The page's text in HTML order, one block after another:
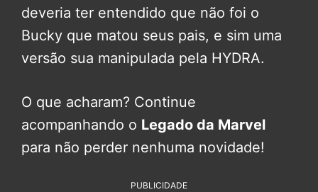
deveria ter entendido que não foi o
Bucky que matou seus pais, e sim uma
versão sua manipulada pela HYDRA.
O que acharam? Continue
acompanhando o Legado da Marvel
para não perder nenhuma novidade!
PUBLICIDADE